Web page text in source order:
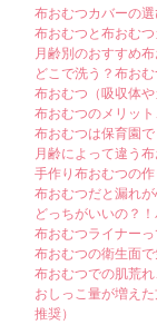
布おむつカバーの
布おむつと布おむ
月齢別のおすすめ
どこで洗う？布お
布おむつ（吸収体
布おむつのメリッ
布おむつは保育園で
月齢によって違う
手作り布おむつの
布おむつだと漏れ
どっちがいいの？
布おむつライナー
布おむつの衛生面
布おむつでの肌荒
おしっこ量が増え
推奨）